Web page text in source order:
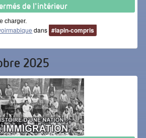
de l'intérieur
charger.
dans #lapin-compris
2025